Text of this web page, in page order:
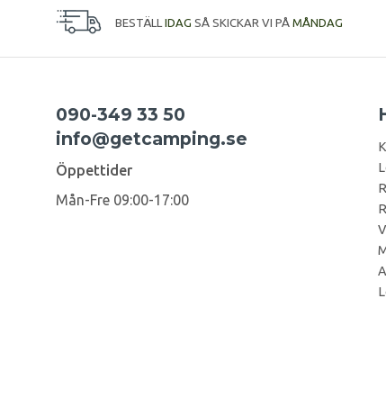
BESTÄLL IDAG SÅ SKICKAR VI PÅ MÅNDAG
090-349 33 50
info@getcamping.se
Öppettider
Mån-Fre 09:00-17:00